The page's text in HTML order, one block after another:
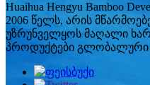
Huaihua Hengyu Bamboo
2006 წელს, არის
უზრუნველყოს მაღალი
პროდუქტები გლობალური